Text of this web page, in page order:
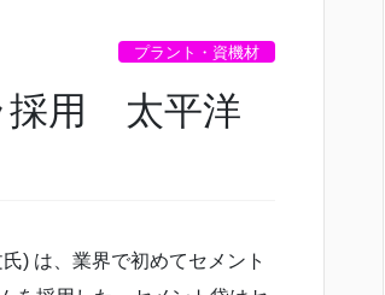
プラント・資機材
採用 太平洋
) は、業界で初めてセメント